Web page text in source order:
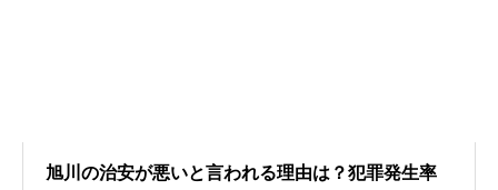
旭川の治安が悪いと言われる理由は？犯罪発生率